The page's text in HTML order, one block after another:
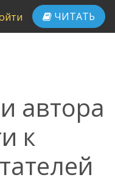
ЧИТАТЬ
автора
к